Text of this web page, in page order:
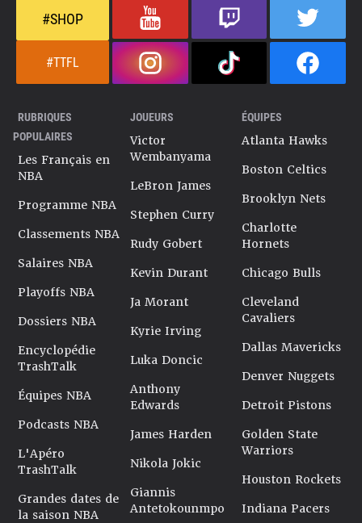
#SHOP
#TTFL
RUBRIQUES
POPULAIRES
Les Français en
NBA
Programme NBA
Classements NBA
Salaires NBA
Playoffs NBA
Dossiers NBA
Encyclopédie
TrashTalk
Équipes NBA
Podcasts NBA
L'Apéro
TrashTalk
Grandes dates de
la saison NBA
JOUEURS
Victor
Wembanyama
LeBron James
Stephen Curry
Rudy Gobert
Kevin Durant
Ja Morant
Kyrie Irving
Luka Doncic
Anthony
Edwards
James Harden
Nikola Jokic
Giannis
Antetokounmpo
ÉQUIPES
Atlanta Hawks
Boston Celtics
Brooklyn Nets
Charlotte
Hornets
Chicago Bulls
Cleveland
Cavaliers
Dallas Mavericks
Denver Nuggets
Detroit Pistons
Golden State
Warriors
Houston Rockets
Indiana Pacers